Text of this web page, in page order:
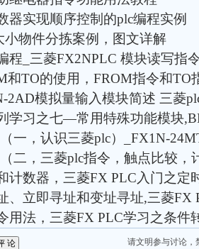
器实现顺序控制的plc编程实例
物件分拣案例，图文详解
程_三菱FX2NPLC 模块读写指
和TO的使用，FROM指令和TO
2AD模拟量输入模块简述 三菱
学习之七—常用特殊功能模块
一，认识三菱plc）_FX1N-
二，三菱plc指令，触点比较，
计数器，三菱FX PLC入门之定
、立即寻址和变址寻址,三菱FX
用法，三菱FX PLC学习之条件
请文明参与讨论，